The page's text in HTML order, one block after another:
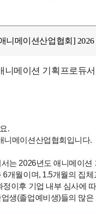
니메이션산업협회]
니메이션 기획프로듀
.
니메이션산업협회입니다.
는 2026년도 애니메이
6개월이며, 1.5개월의 집
정이후 기업 내부 심사에
업생(졸업예비생)들의 많